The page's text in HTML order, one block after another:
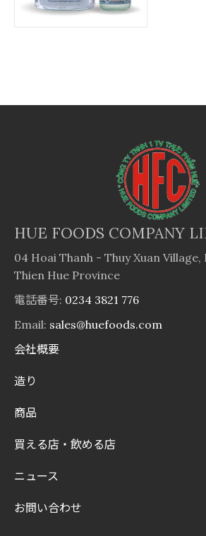
HUE FOODS COMPANY
04 Hoai Thanh - Thuy Xuan Village,
Thien Hue Province
電話番号: 0234 3821 776
Email: sales@huefoods.com
会社概要
造り
商品
買える店・飲める店
ニュース
お問い合わせ